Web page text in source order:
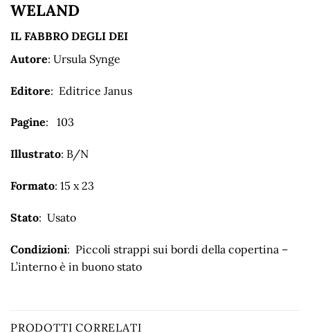
WELAND
IL FABBRO DEGLI DEI
Autore: Ursula Synge
Editore: Editrice Janus
Pagine: 103
Illustrato: B/N
Formato: 15 x 23
Stato: Usato
Condizioni: Piccoli strappi sui bordi della copertina –
L’interno è in buono stato
PRODOTTI CORRELATI